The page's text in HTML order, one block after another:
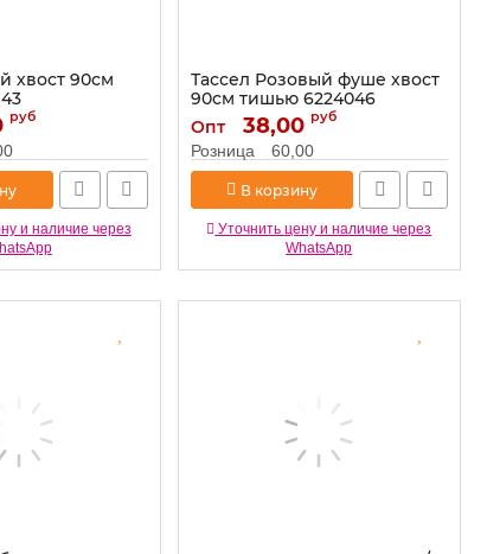
хвост 90см
руб
и наличие через
Тассел Розовый фуше хвост
90см тишью 6224046
Артикул: 6224046
Опт 38,00 руб
Розница 60,00
В корзину
Уточнить цену и наличие через
WhatsApp